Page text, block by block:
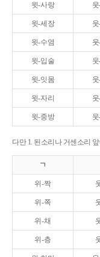
윗-사랑
윗-세장
윗-수염
윗-입술
윗-잇몸
윗-자리
윗-중방
다만 1. 된소리나 거센소리
ㄱ
위-짝
위-쪽
위-채
위-층